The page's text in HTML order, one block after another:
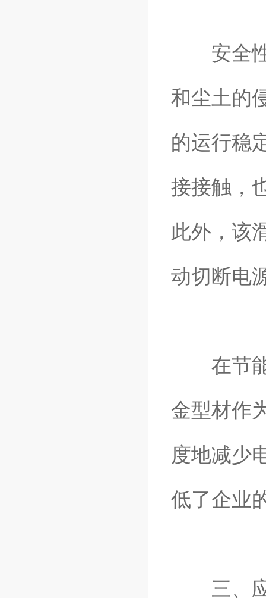
安全性
和尘土的
的运行稳
接接触，
此外，该
动切断电
在节能
金型材作
度地减少
低了企业
三、应